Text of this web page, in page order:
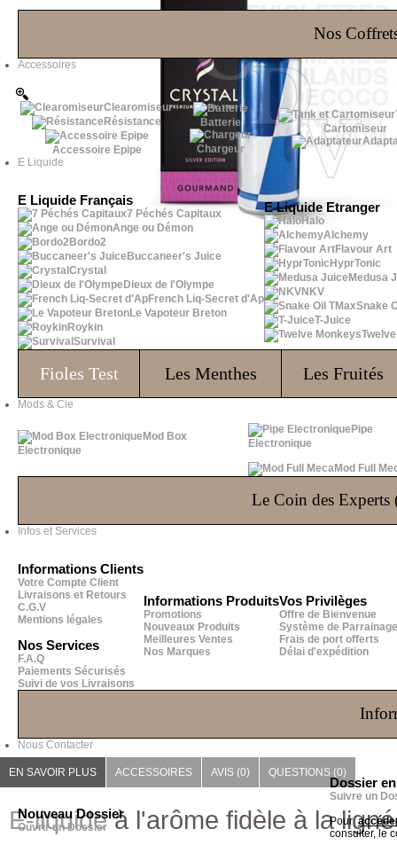
Nos
Accessoires
Clearomiseur
Résistance
Accessoire Epipe
Batterie
Chargeur
Cartomiseur
E Liquide
E Liquide Français
7 Péchés Capitaux
Ange ou Démon
Bordo2
Buccaneer's Juice
Crystal
Dieux de l'Olympe
French Liq-Secret d'Ap
Le Vapoteur Breton
Roykin
Survival
E Liquide Etranger
Halo
Alchemy
Flavour Art
HyprTonic
Medusa
NKV
Snake
T-Juice
Fioles Test Les Menthes Les Fruités
Mods & Cie
Mod Box
Electronique
Pipe
Electronique
Mod Full
Le Coin des Experts
Infos et Services
Informations Clients
Votre Compte Client
Livraisons et Retours
C.G.V
Mentions légales
Nos Services
F.A.Q
Paiements Sécurisés
Suivi de vos Livraisons
Informations Produits
Promotions
Nouveaux Produits
Meilleures Ventes
Nos Marques
Vos Privilèges
Offre de Bienvenue
Système de Parrainage
Frais de port offerts
Délai d'expédition
Nous Contacter
Nouveau Dossier
Ouvrir un Dossier
Dossier
Suivre un
Pour
consulter, le
EN SAVOIR PLUS ACCESSOIRES AVIS (0) QUESTIONS (0)
E-liquideà l'arôme fidèle à la